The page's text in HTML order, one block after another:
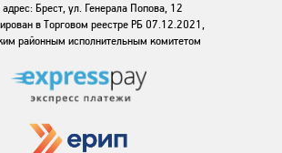
адрес: Брест, ул. Генерала Попова, 12
в Торговом реестре РБ 07.12.2021,
районным исполнительным комитетом